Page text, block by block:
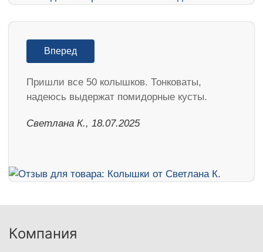
Вперед
Пришли все 50 колышков. Тонковаты,
надеюсь выдержат помидорные кусты.
Светлана К., 18.07.2025
Компания